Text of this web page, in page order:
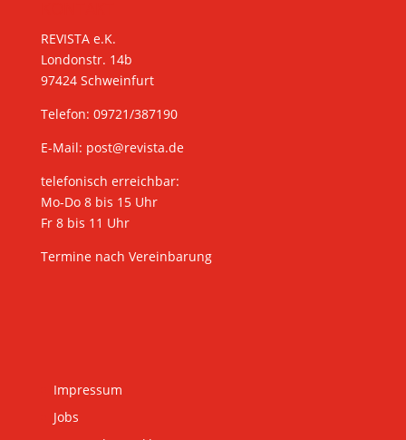
REVISTA e.K.
Londonstr. 14b
97424 Schweinfurt
Telefon: 09721/387190
E-Mail: post@revista.de
telefonisch erreichbar:
Mo-Do 8 bis 15 Uhr
Fr 8 bis 11 Uhr
Termine nach Vereinbarung
Impressum
Jobs